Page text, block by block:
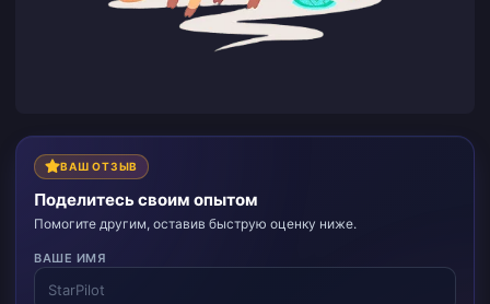
ВАШ ОТЗЫВ
Поделитесь своим опытом
Помогите другим, оставив быструю оценку ниже.
ВАШЕ ИМЯ